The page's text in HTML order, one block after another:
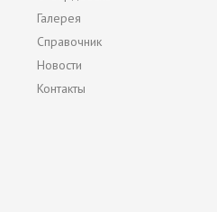
Галерея
Справочник
Новости
Контакты